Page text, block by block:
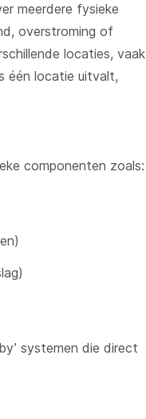
meerdere fysieke
overstroming of
locaties, vaak
één locatie uitvalt,
componenten zoals:
systemen die direct